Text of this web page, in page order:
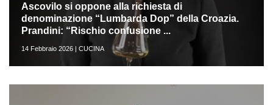
Ascovilo si oppone alla richiesta di
denominazione “Lumbarda Dop” della Croazia.
Prandini: “Rischio confusione ...
14 Febbraio 2026 | CUCINA